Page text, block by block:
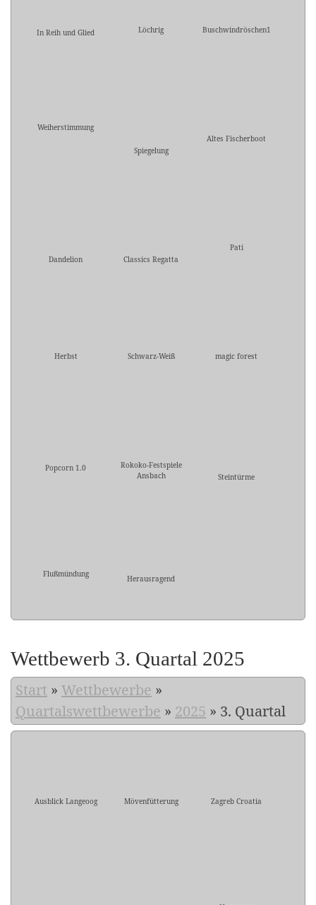
In Reih und Glied Löchrig Buschwindröschen1
Weiherstimmung
Spiegelung
Altes Fischerboot
Dandelion Classics Regatta
Pati
Herbst Schwarz-Weiß magic forest
Popcorn 1.0
Rokoko-Festspiele
Ansbach
Steintürme
Flußmündung Herausragend
Wettbewerb 3. Quartal 2025
Start » Wettbewerbe »
Quartalswettbewerbe » 2025 » 3. Quartal
Ausblick Langeoog Mövenfütterung Zagreb Croatia